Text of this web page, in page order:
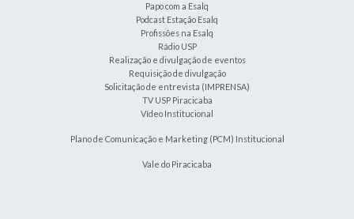
Papo com a Esalq
Podcast Estação Esalq
Profissões na Esalq
Rádio USP
Realização e divulgação de eventos
Requisição de divulgação
Solicitação de entrevista (IMPRENSA)
TV USP Piracicaba
Vídeo Institucional
Plano de Comunicação e Marketing (PCM) Institucional
Vale do Piracicaba